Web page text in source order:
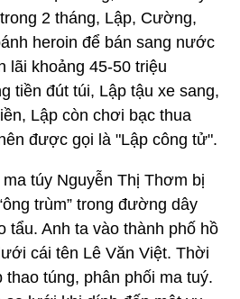
2 tháng, Lập, Cường,
heroin để bán sang nước
lãi khoảng 45-50 triệu
tiền đút túi, Lập tậu xe sang,
Lập còn chơi bạc thua
được gọi là "Lập công tử".
ma túy Nguyễn Thị Thơm bị
trùm” trong đường dây
tẩu. Anh ta vào thành phố hồ
cái tên Lê Văn Việt. Thời
thao túng, phân phối ma tuý.